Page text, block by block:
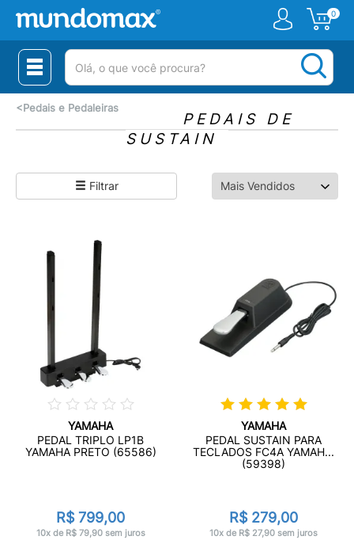
0
(pesquisar)
< Pedais e Pedaleiras
PEDAIS DE
SUSTAIN
Filtrar
YAMAHA
PEDAL TRIPLO LP1B
YAMAHA PRETO (65586)
R$ 799,00
10x de R$ 79,90 sem juros
YAMAHA
PEDAL SUSTAIN PARA
TECLADOS FC4A YAMAH...
(59398)
R$ 279,00
10x de R$ 27,90 sem juros